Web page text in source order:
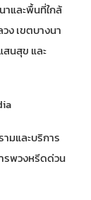
และพื้นที่ใกล้
ง เขตบางนา
สนสุข และ
ามและบริการ
รพวงหรีดด่วน